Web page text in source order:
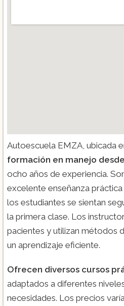
Autoescuela EMZA, ubicada
formación en manejo
ocho años de experiencia.
excelente enseñanza
los estudiantes se sientan
la primera clase. Los
pacientes y utilizan métodos
un aprendizaje eficiente.
Ofrecen diversos cursos
adaptados a diferentes
necesidades. Los precios